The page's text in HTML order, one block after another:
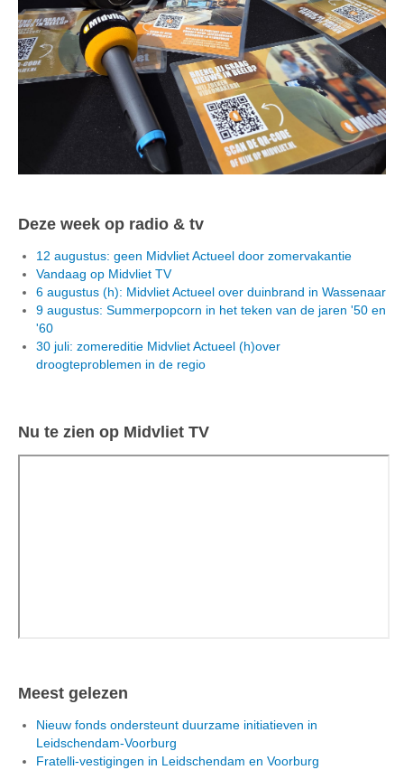
Deze week op radio & tv
12 augustus: geen Midvliet Actueel door zomervakantie
Vandaag op Midvliet TV
6 augustus (h): Midvliet Actueel over duinbrand in Wassenaar
9 augustus: Summerpopcorn in het teken van de jaren '50 en
'60
30 juli: zomereditie Midvliet Actueel (h)over
droogteproblemen in de regio
Nu te zien op Midvliet TV
Meest gelezen
Nieuw fonds ondersteunt duurzame initiatieven in
Leidschendam-Voorburg
Fratelli-vestigingen in Leidschendam en Voorburg